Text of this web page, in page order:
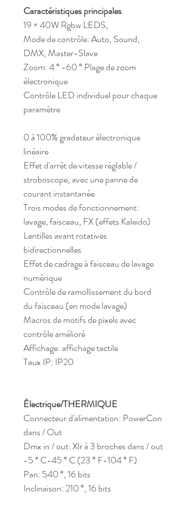
Caractéristiques principales
19 × 40W Rgbw LEDS,
Mode de contrôle: Auto, Sound,
DMX, Master-Slave
Zoom: 4 ° -60 ° Plage de zoom
électronique
Contrôle LED individuel pour chaque
paramètre
0 à 100% gradateur électronique
linéaire
Effet d'arrêt de vitesse réglable /
stroboscope, avec une panne de
courant instantanée
Trois modes de fonctionnement:
lavage, faisceau, FX (effets Kaleido)
Lentilles avant rotatives
bidirectionnelles
Effet de cadrage à faisceau de lavage
numérique
Contrôle de ramollissement du bord
du faisceau (en mode lavage)
Macros de motifs de pixels avec
contrôle amélioré
Affichage: affichage tactile
Taux IP: IP20
Électrique/THERMIQUE
Connecteur d'alimentation: PowerCon
dans / Out
Dmx in / out: Xlr à 3 broches dans / out
-5 ° C-45 ° C (23 ° F-104 ° F)
Pan: 540 °, 16 bits
Inclinaison: 210 °, 16 bits